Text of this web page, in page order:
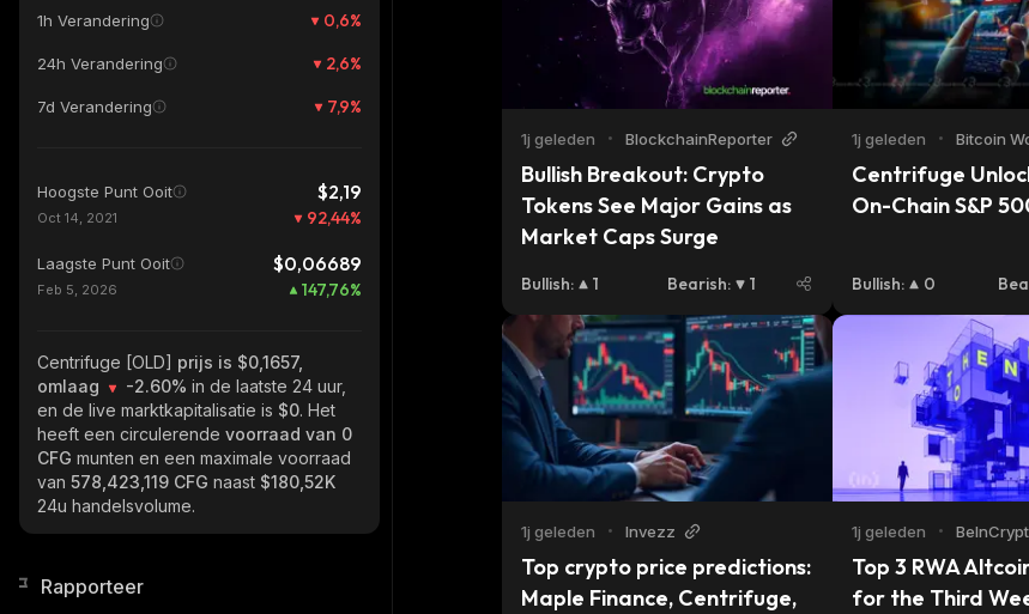
1h Verandering 0,6%
24h Verandering 2,6%
7d Verandering 7,9%
Hoogste Punt Ooit $2,19
Oct 14, 2021 92,44%
Laagste Punt Ooit $0,06689
Feb 5, 2026 147,76%
Centrifuge [OLD] prijs is $0,1657,
omlaag
-2.60% in de laatste 24 uur,
en de live marktkapitalisatie is $0. Het
heeft een circulerende voorraad van 0
CFG munten en een maximale voorraad
van 578,423,119 CFG naast $180,52K
24u handelsvolume.
Rapporteer
1j geleden • BlockchainReporter
Bullish Breakout: Crypto
Tokens See Major Gains as
Market Caps Surge
Bullish: 1 Bearish: 1
1j geleden • Bitcoin
Centrifuge
On-Chain S&P
Bullish: 0
1j geleden • Invezz
Top crypto price predictions:
Maple Finance, Centrifuge,
1j geleden •
Top 3 RWA
for the Third